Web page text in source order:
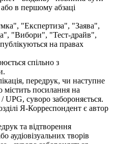
в першому абзаці
"Експертиза", "Заява",
"Вибори", "Тест-драйв",
на правах
спільно з
передрук, чи наступне
посилання на
UPG, суворо забороняється.
Я-Корреспондент є автор
та відтворення
аудіовізуальних творів